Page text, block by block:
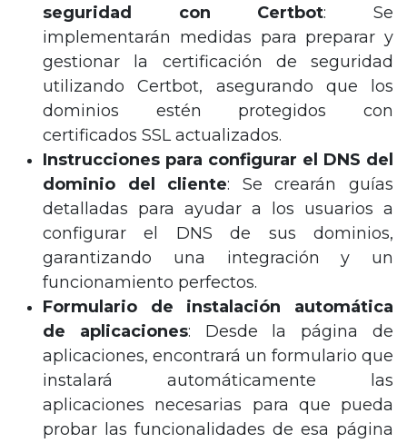
seguridad con Certbot: Se
implementarán medidas para preparar y
gestionar la certificación de seguridad
utilizando Certbot, asegurando que los
dominios estén protegidos con
certificados SSL actualizados.
Instrucciones para configurar el DNS del
dominio del cliente: Se crearán guías
detalladas para ayudar a los usuarios a
configurar el DNS de sus dominios,
garantizando una integración y un
funcionamiento perfectos.
Formulario de instalación automática
de aplicaciones: Desde la página de
aplicaciones, encontrará un formulario que
instalará automáticamente las
aplicaciones necesarias para que pueda
probar las funcionalidades de esa página